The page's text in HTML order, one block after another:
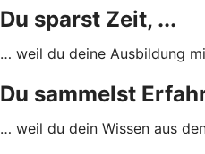
Du sparst Zeit, ...
… weil du deine Ausbildung
Du sammelst
… weil du dein Wissen aus